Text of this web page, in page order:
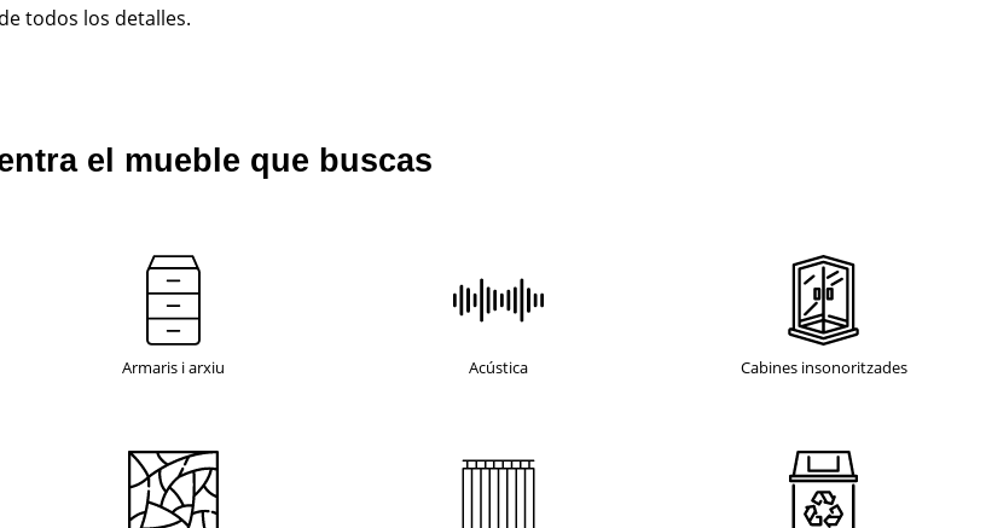
todos los detalles.
el mueble que buscas
Armaris i arxiu Acústica Cabines insonoritzades